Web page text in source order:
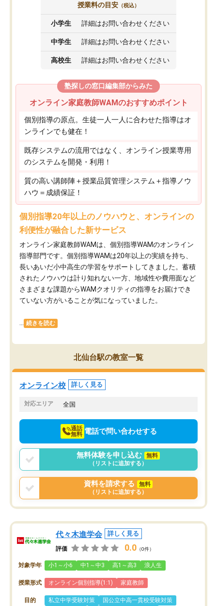
授業料の目安 （税込）
小学生 詳細はお問い合わせください
中学生 詳細はお問い合わせください
高校生 詳細はお問い合わせください
塾探しの窓口編集部からみた
オンライン家庭教師WAMのおすすめポイント
個別指導の原点。生徒一人一人に合わせた指導はオ
ンラインでも健在！
既存システムの流用ではなく、オンライン授業専用
のシステムを開発・利用！
質の高い講師陣＋授業品質管理システム＋指導ノウ
ハウ＝成績保証！
個別指導20年以上のノウハウと、オンラインの
利便性が融合した新サービス
オンライン家庭教師WAMは、個別指導WAMのオンライン
指導部門です。個別指導WAMは20年以上の実績を持ち、
長いあいだ小中高生の学習をサポートしてきました。蓄積
されたノウハウは計り知れない一方、地域性や費用面など
さまざまな課題からWAMクオリティの指導をお届けでき
ていない方がいることが気になっていました。
続きを読む
北仙台駅の教室一覧
オンライン校 詳しく見る
対応エリア 全国
通話
無料 電話で問い合わせする
無料体験を申し込む
無料
（リストに追加する）
資料を請求する
無料
（リストに追加する）
代々木進学会 詳しく見る
評価 0.0 （0件）
対象学年 小1～小6 中1～中3 高1～高3 浪人生
授業形式 オンライン個別指導(1:1) 家庭教師
目的 私立中学受験対策
国公立中高一貫校受験対策